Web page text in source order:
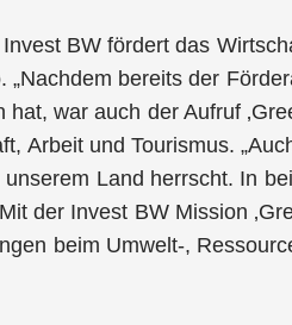
BW fördert das
bereits der
war auch der Aufruf
Arbeit und Tourismus.
Land herrscht. In
der Invest BW Mission
beim Umwelt-,